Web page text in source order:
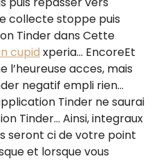
collecte stoppe puis
Tinder dans Cette
cupid xperia… EncoreEt
l’heureuse acces, mais
negatif empli rien…
Tinder ne saurai
Tinder… Ainsi, integraux
seront ci de votre point
et lorsque vous